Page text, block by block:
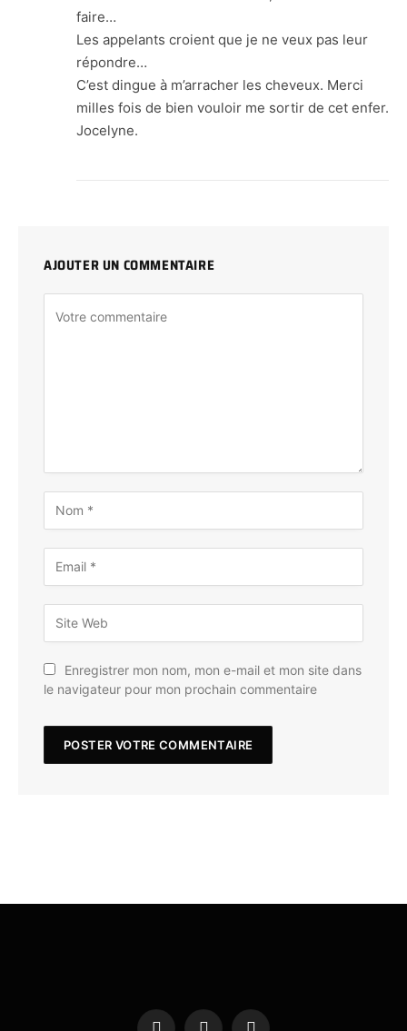
faire…
Les appelants croient que je ne veux pas leur
répondre…
C’est dingue à m’arracher les cheveux. Merci
milles fois de bien vouloir me sortir de cet enfer.
Jocelyne.
AJOUTER UN COMMENTAIRE
Enregistrer mon nom, mon e-mail et mon site dans
le navigateur pour mon prochain commentaire